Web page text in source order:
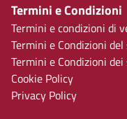
Termini e Condizioni
Termini e condizioni di
Termini e Condizioni
Termini e Condizioni
Cookie Policy
Privacy Policy